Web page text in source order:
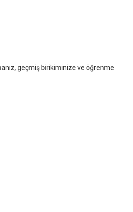
geçmiş birikiminize ve öğrenme